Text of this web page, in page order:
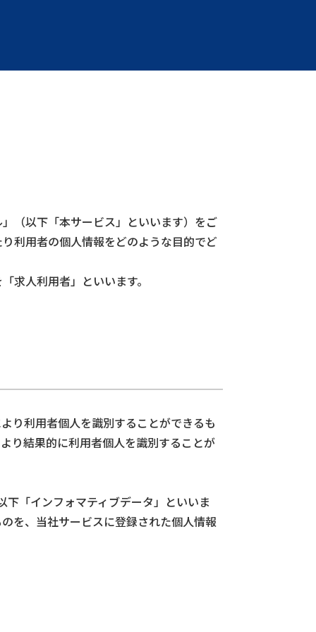
（以下「本サービス」といいます）をご
利用者の個人情報をどのような目的でど
求人利用者」といいます。
り利用者個人を識別することができるも
り結果的に利用者個人を識別することが
「インフォマティブデータ」といいま
を、当社サービスに登録された個人情報